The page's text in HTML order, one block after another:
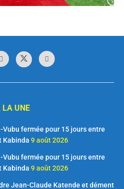
LA UNE
Vubu fermée pour 15 jours entre
Kabinda 9 août 2026
Vubu fermée pour 15 jours entre
Kabinda 9 août 2026
Jean-Claude Katende et dément